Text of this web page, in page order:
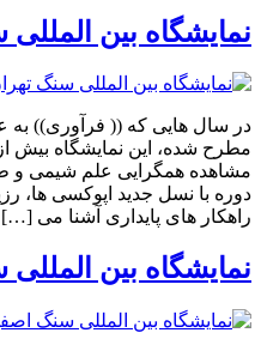
نمایشگاه بین المللی
در سال‌ هایی که (( فرآوری)) به‌
مطرح شده، این نمایشگاه بیش
مشاهده همگرایی علم شیمی و
دوره با نسل جدید اپوکسی‌ ها،
راهکار های پایداری آشنا می‌ […]
نمایشگاه بین المللی